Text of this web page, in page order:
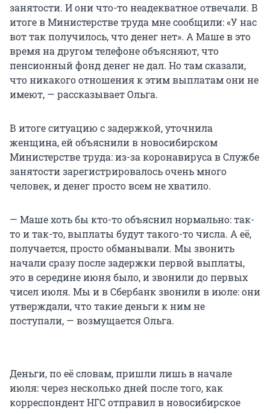
занятости. И они что-то неадекватное отвечали. В
итоге в Министерстве труда мне сообщили: «У нас
вот так получилось, что денег нет». А Маше в это
время на другом телефоне объясняют, что
пенсионный фонд денег не дал. Но там сказали,
что никакого отношения к этим выплатам они не
имеют, — рассказывает Ольга.
В итоге ситуацию с задержкой, уточнила
женщина, ей объяснили в новосибирском
Министерстве труда: из-за коронавируса в Службе
занятости зарегистрировалось очень много
человек, и денег просто всем не хватило.
— Маше хоть бы кто-то объяснил нормально: так-
то и так-то, выплаты будут такого-то числа. А её,
получается, просто обманывали. Мы звонить
начали сразу после задержки первой выплаты,
это в середине июня было, и звонили до первых
чисел июля. Мы и в Сбербанк звонили в июле: они
утверждали, что такие деньги к ним не
поступали, — возмущается Ольга.
Деньги, по её словам, пришли лишь в начале
июля: через несколько дней после того, как
корреспондент НГС отправил в новосибирское